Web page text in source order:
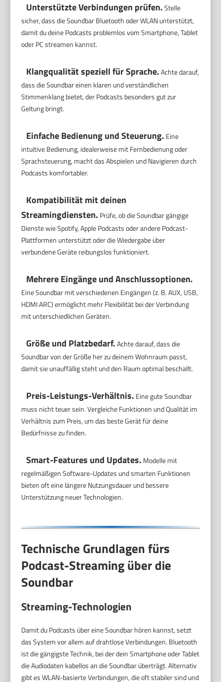
Unterstützte Verbindungen prüfen.Stelle
sicher, dass die Soundbar Bluetooth oder WLAN unterstützt,
damit du deine Podcasts problemlos vom Smartphone, Tablet
oder PC streamen kannst.
Klangqualität speziell für Sprache.Achte darauf,
dass die Soundbar einen klaren und verständlichen
Stimmenklang bietet, der Podcasts besonders gut zur
Geltung bringt.
Einfache Bedienung und Steuerung. Eine
intuitive Bedienung, idealerweise mit Fernbedienung oder
Sprachsteuerung, macht das Abspielen und Navigieren durch
Podcasts komfortabler.
Kompatibilität mit deinen
Streamingdiensten. Prüfe, ob die Soundbar gängige
Dienste wie Spotify, Apple Podcasts oder andere Podcast-
Plattformen unterstützt oder die Wiedergabe über
verbundene Geräte reibungslos funktioniert.
Mehrere Eingänge und Anschlussoptionen.
Eine Soundbar mit verschiedenen Eingängen (z. B. AUX, USB,
HDMI ARC) ermöglicht mehr Flexibilität bei der Verbindung
mit unterschiedlichen Geräten.
Größe und Platzbedarf.Achte darauf, dass die
Soundbar von der Größe her zu deinem Wohnraum passt,
damit sie unauffällig steht und den Raum optimal beschallt.
Preis-Leistungs-Verhältnis. Eine gute Soundbar
muss nicht teuer sein. Vergleiche Funktionen und Qualität im
Verhältnis zum Preis, um das beste Gerät für deine
Bedürfnisse zu finden.
Smart-Features und Updates. Modelle mit
regelmäßigen Software-Updates und smarten Funktionen
bieten oft eine längere Nutzungsdauer und bessere
Unterstützung neuer Technologien.
Technische Grundlagen fürs
Podcast-Streaming über die
Soundbar
Streaming-Technologien
Damit du Podcasts über eine Soundbar hören kannst, setzt
das System vor allem auf drahtlose Verbindungen. Bluetooth
ist die gängigste Technik, bei der dein Smartphone oder Tablet
die Audiodaten kabellos an die Soundbar überträgt. Alternativ
gibt es WLAN-basierte Verbindungen, die oft stabiler sind und